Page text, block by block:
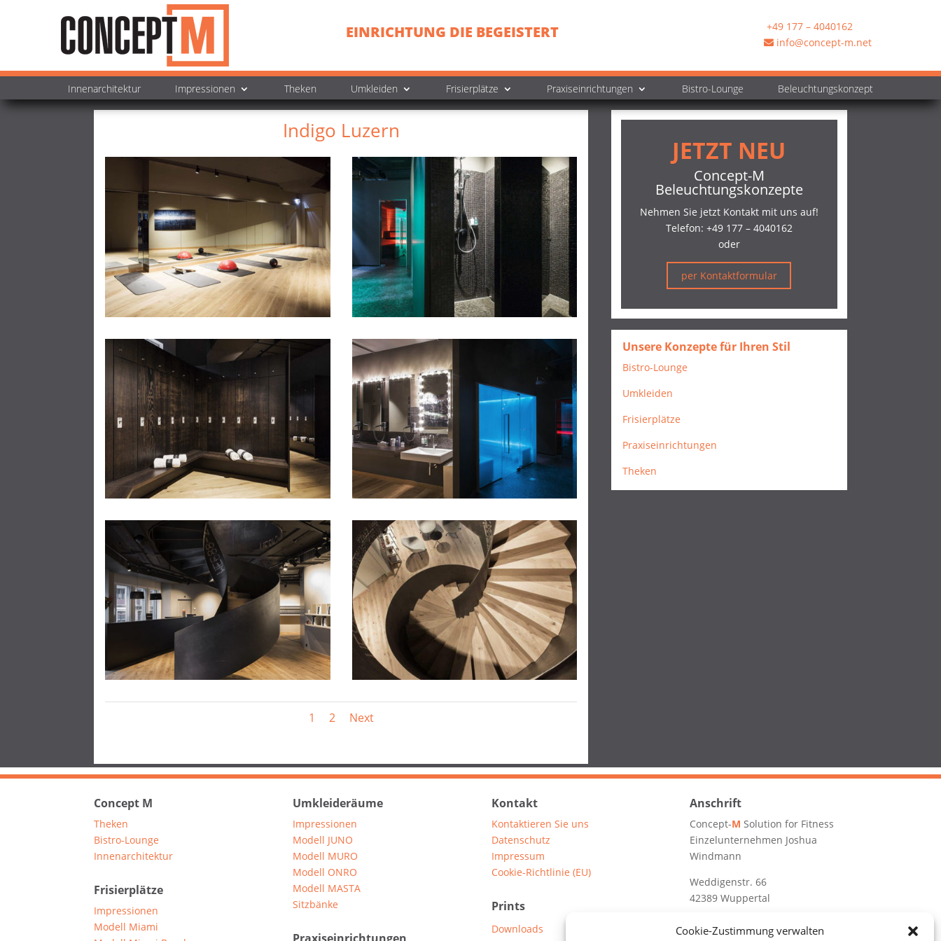
Cookie-Zustimmung verwalten
EINRICHTUNG DIE BEGEISTERT
+49 177 – 4040162
info@concept-m.net
Innenarchitektur Impressionen Theken Umkleiden Frisierplätze Praxiseinrichtungen Bistro-Lounge Beleuchtungskonzept
Indigo Luzern
1 2 Next
JETZT NEU
Concept-M
Beleuchtungskonzepte
Nehmen Sie jetzt Kontakt mit uns auf!
Telefon: +49 177 – 4040162
oder
per Kontaktformular
Unsere Konzepte für Ihren Stil
Bistro-Lounge
Umkleiden
Frisierplätze
Praxiseinrichtungen
Theken
Concept M
Theken
Bistro-Lounge
Innenarchitektur
Frisierplätze
Impressionen
Modell Miami
Umkleideräume
Impressionen
Modell JUNO
Modell MURO
Modell ONRO
Modell MASTA
Sitzbänke
Kontakt
Kontaktieren Sie uns
Datenschutz
Impressum
Cookie-Richtlinie (EU)
Prints
Downloads
Anschrift
Concept-M Solution for Fitness
Einzelunternehmen Joshua
Windmann
Weddigenstr. 66
42389 Wuppertal
+49 177 – 4040162